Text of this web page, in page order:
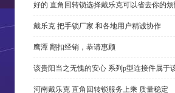
好的 直角回转锁选择戴乐克可以省去你的
戴乐克 把手锁厂家 和各地用户精诚协作
鹰潭 翻扣经销，恭请惠顾
该贵阳当之无愧的安心 系列p型连接件属于
河南戴乐克 直角回转锁服务上乘 质量稳定